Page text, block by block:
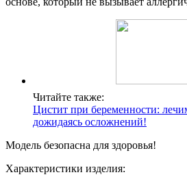
Читайте также:
Цистит при беременности:
дожидаясь осложнений!
Модель безопасна для здоровья!
Характеристики изделия: